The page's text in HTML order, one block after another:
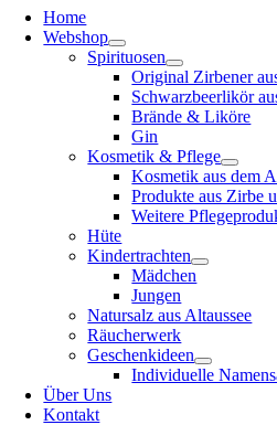
Home
Webshop
Spirituosen
Original Zirbener
Schwarzbeerlikör
Brände & Liköre
Gin
Kosmetik & Pflege
Kosmetik aus dem
Produkte aus Zirbe
Weitere
Hüte
Kindertrachten
Mädchen
Jungen
Natursalz aus Altaussee
Räucherwerk
Geschenkideen
Individuelle
Über Uns
Kontakt